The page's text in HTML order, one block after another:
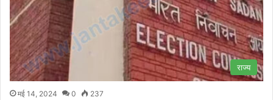
राज्य
मई 14, 2024 0 237